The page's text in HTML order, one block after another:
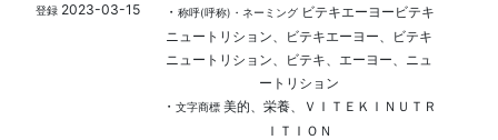
登録 2023-03-15
・ 称呼(呼称)・ネーミングビテキエーヨービテキ
ニュートリション、ビテキエーヨー、ビテキ
ニュートリション、ビテキ、エーヨー、ニュ
ートリション
・ 文字商標美的、栄養、ＶＩＴＥＫＩＮＵＴＲ
ＩＴＩＯＮ